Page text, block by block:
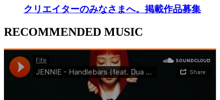
クリエイターのみなさまへ。掲載作品募集
RECOMMENDED MUSIC